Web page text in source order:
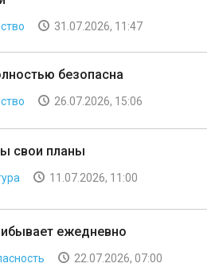
31.07.2026, 11:47
безопасна
26.07.2026, 15:06
свои планы
11.07.2026, 11:00
ежедневно
22.07.2026, 07:00